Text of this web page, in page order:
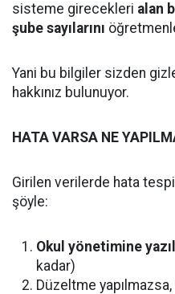
sisteme girecekleri alan
şube sayılarını
Yani bu bilgiler sizden
hakkınız bulunuyor.
HATA VARSA NE
Girilen verilerde hata
şöyle:
Okul yönetimine
kadar)
Düzeltme